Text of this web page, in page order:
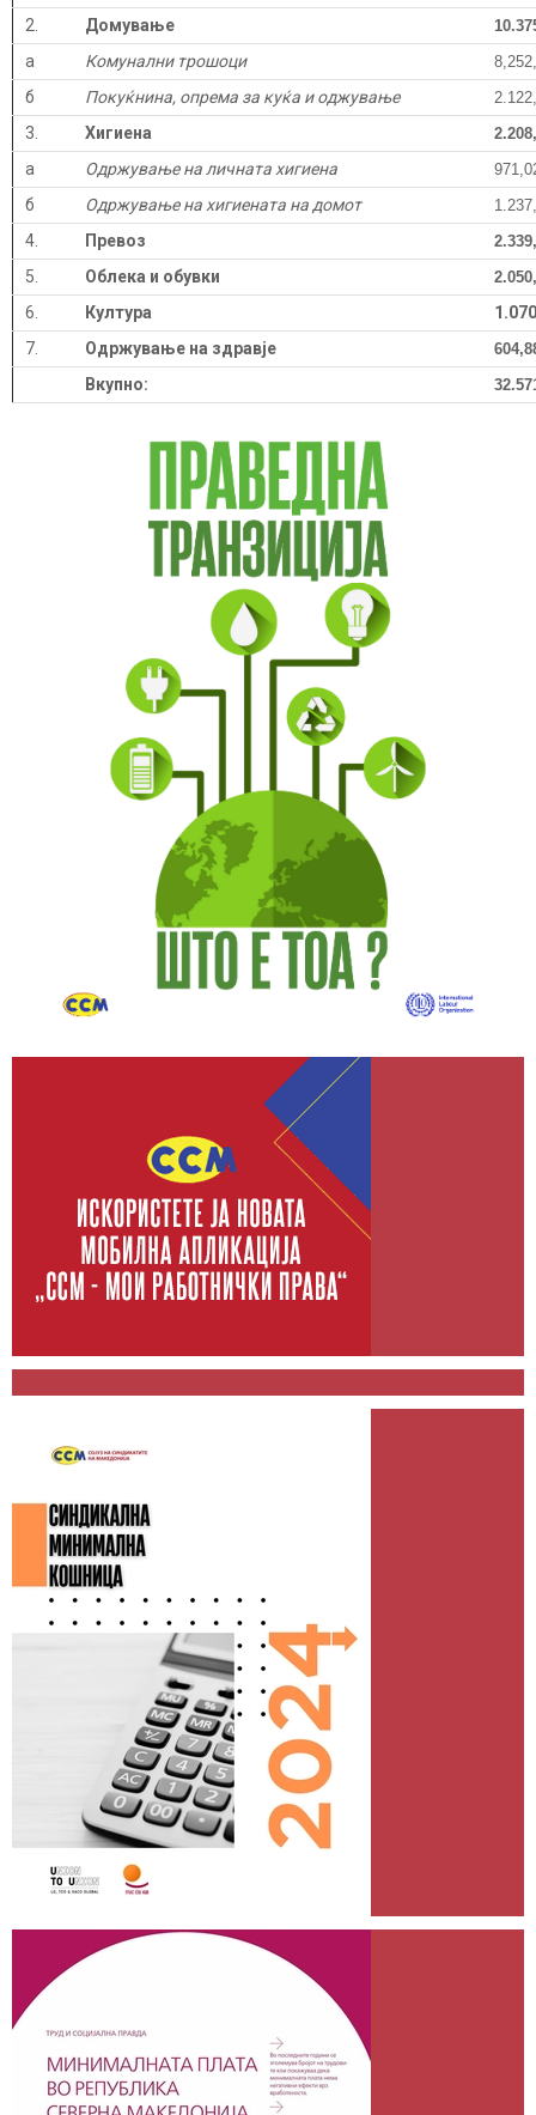
2. Домување
а Комунални трошоци
б Покуќнина, опрема за куќа и оджување
3. Хигиена
а Одржување на личната хигиена
б Одржување на хигиената на домот
4. Превоз
5. Облека и обувки
6. Култура
7.
Одржување на здравје
Вкупно: